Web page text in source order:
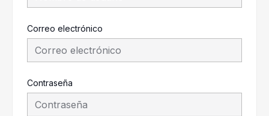
Correo electrónico
Contraseña